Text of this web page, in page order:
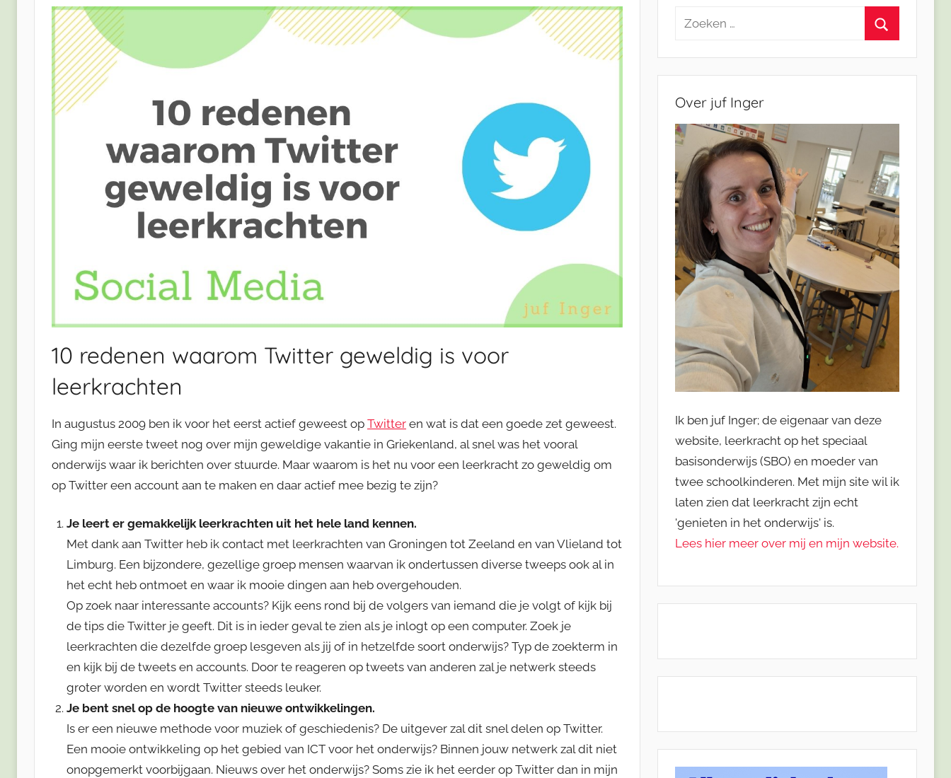
10 redenen waarom Twitter geweldig is voor
leerkrachten
In augustus 2009 ben ik voor het eerst actief geweest op Twitter en wat is dat een goede zet geweest.
Ging mijn eerste tweet nog over mijn geweldige vakantie in Griekenland, al snel was het vooral
onderwijs waar ik berichten over stuurde. Maar waarom is het nu voor een leerkracht zo geweldig om
op Twitter een account aan te maken en daar actief mee bezig te zijn?
Je leert er gemakkelijk leerkrachten uit het hele land kennen.
Met dank aan Twitter heb ik contact met leerkrachten van Groningen tot Zeeland en van Vlieland tot
Limburg. Een bijzondere, gezellige groep mensen waarvan ik ondertussen diverse tweeps ook al in
het echt heb ontmoet en waar ik mooie dingen aan heb overgehouden.
Op zoek naar interessante accounts? Kijk eens rond bij de volgers van iemand die je volgt of kijk bij
de tips die Twitter je geeft. Dit is in ieder geval te zien als je inlogt op een computer. Zoek je
leerkrachten die dezelfde groep lesgeven als jij of in hetzelfde soort onderwijs? Typ de zoekterm in
en kijk bij de tweets en accounts. Door te reageren op tweets van anderen zal je netwerk steeds
groter worden en wordt Twitter steeds leuker.
Je bent snel op de hoogte van nieuwe ontwikkelingen.
Is er een nieuwe methode voor muziek of geschiedenis? De uitgever zal dit snel delen op Twitter.
Een mooie ontwikkeling op het gebied van ICT voor het onderwijs? Binnen jouw netwerk zal dit niet
onopgemerkt voorbijgaan. Nieuws over het onderwijs? Soms zie ik het eerder op Twitter dan in mijn
Zoeken
Over juf Inger
Ik ben juf Inger; de eigenaar van deze
website, leerkracht op het speciaal
basisonderwijs (SBO) en moeder van
twee schoolkinderen. Met mijn site wil ik
laten zien dat leerkracht zijn echt
'genieten in het onderwijs' is.
Lees hier meer over mij en mijn website.